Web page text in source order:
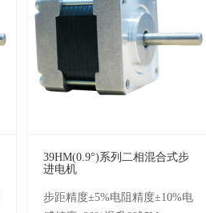
39HM(0.9°)系列二相混合式步
进电机
步距精度±5%电阻精度±10%电